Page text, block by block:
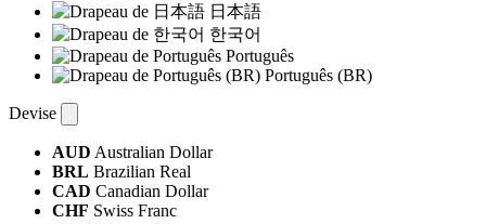
日本語
한국어
Português
Português (BR)
Devise
AUD Australian Dollar
BRL Brazilian Real
CAD Canadian Dollar
CHF Swiss Franc